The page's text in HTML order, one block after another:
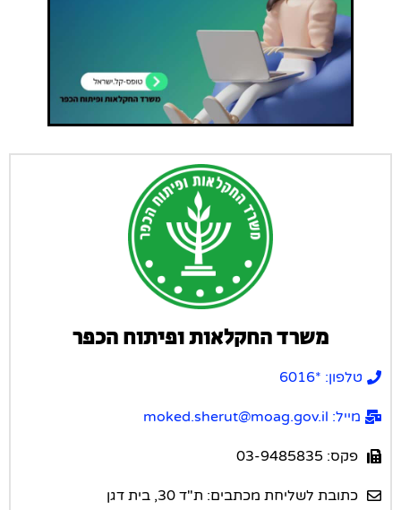
משרד החקלאות ופיתוח הכפר
טלפון: *6016
מייל: moked.sherut@moag.gov.il
פקס: 03-9485835
כתובת לשליחת מכתבים: ת"ד 30, בית דגן